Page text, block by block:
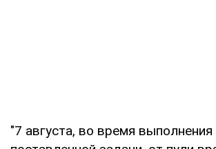
"7 августа, во время выполнения